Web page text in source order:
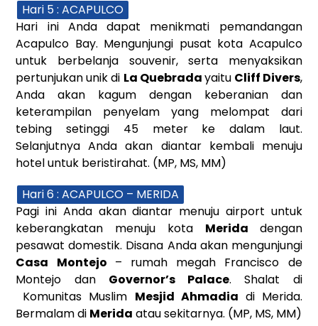
Hari 5 : ACAPULCO
Hari ini Anda dapat menikmati pemandangan
Acapulco Bay. Mengunjungi pusat kota Acapulco
untuk berbelanja souvenir, serta menyaksikan
pertunjukan unik di La Quebradayaitu Cliff Divers,
Anda akan kagum dengan keberanian dan
keterampilan penyelam yang melompat dari
tebing setinggi 45 meter ke dalam laut.
Selanjutnya Anda akan diantar kembali menuju
hotel untuk beristirahat. (MP, MS, MM)
Hari 6 : ACAPULCO – MERIDA
Pagi ini Anda akan diantar menuju airport untuk
keberangkatan menuju kota Merida dengan
pesawat domestik. Disana Anda akan mengunjungi
Casa Montejo – rumah megah Francisco de
Montejo dan Governor’s Palace. Shalat di
Komunitas Muslim Mesjid Ahmadia di Merida.
Bermalam di Merida atau sekitarnya. (MP, MS, MM)